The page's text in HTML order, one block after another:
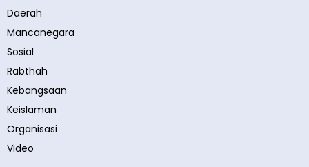
Daerah
Mancanegara
Sosial
Rabthah
Kebangsaan
Keislaman
Organisasi
Video